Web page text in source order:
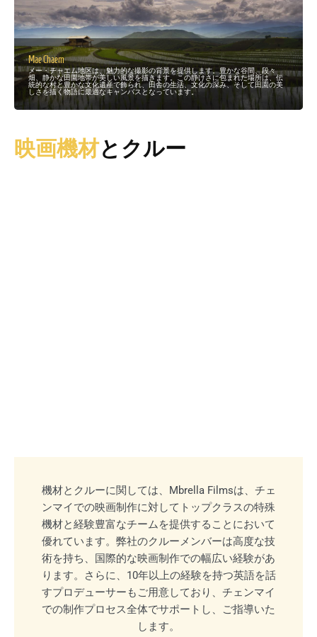
Mae Chaem
メー・チャエム地区は、魅力的な撮影の背景を提供します。豊かな谷間、段々
畑、静かな田園地帯が美しい風景を描きます。この静けさに包まれた場所は、伝
統的な村と豊かな文化遺産で飾られ、田舎の生活、文化の深み、そして田園の美
しさを描く物語に最適なキャンバスとなっています。
映画機材とクルー
機材とクルーに関しては、Mbrella Filmsは、チェ
ンマイでの映画制作に対してトップクラスの特殊
機材と経験豊富なチームを提供することにおいて
優れています。弊社のクルーメンバーは高度な技
術を持ち、国際的な映画制作での幅広い経験があ
ります。さらに、10年以上の経験を持つ英語を話
すプロデューサーもご用意しており、チェンマイ
での制作プロセス全体でサポートし、ご指導いた
します。